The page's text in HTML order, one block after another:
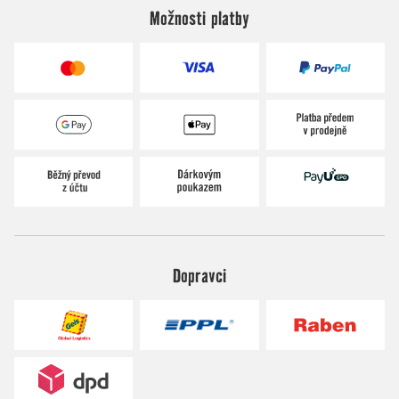
Možnosti platby
Dopravci